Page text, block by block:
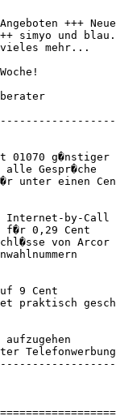
+++
simyo und
vieles mehr...
01070 g�nstiger
alle Gespr�che
unter einen
Internet-by-Call
f�r 0,29 Cent
von Arcor
9 Cent
praktisch
aufzugehen
Telefonwerbung